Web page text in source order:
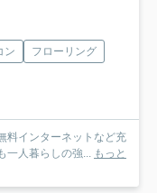
ン
フローリング
料インターネットなど充
一人暮らしの強... もっと